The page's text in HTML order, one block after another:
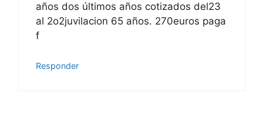
años dos últimos años cotizados del23
al 2o2juvilacion 65 años. 270euros paga
f
Responder